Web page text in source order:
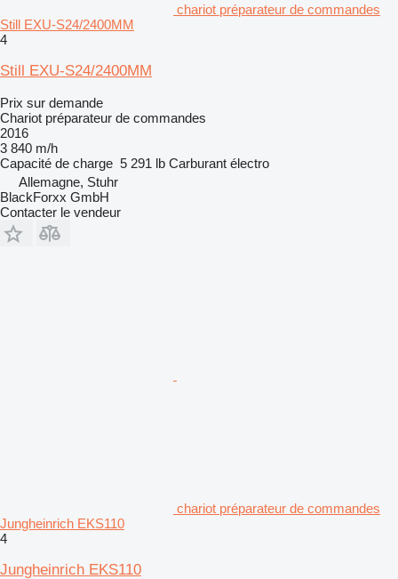
chariot préparateur de commandes
Still EXU-S24/2400MM
4
Still EXU-S24/2400MM
Prix sur demande
Chariot préparateur de commandes
2016
3 840 m/h
Capacité de charge 5 291 lb Carburant électro
Allemagne, Stuhr
BlackForxx GmbH
Contacter le vendeur
chariot préparateur de commandes
Jungheinrich EKS110
4
Jungheinrich EKS110